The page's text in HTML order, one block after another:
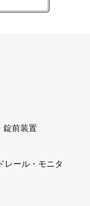
錠前装置
レール・モニタ